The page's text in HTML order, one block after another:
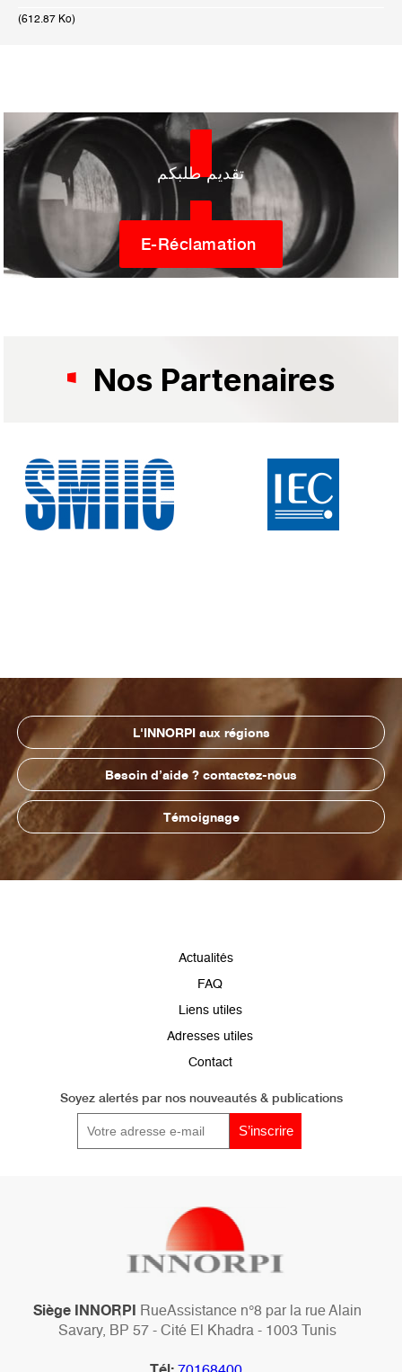
(612.87 Ko)
تقديم طلبكم
E-Réclamation
Nos Partenaires
L'INNORPI aux régions
Besoin d’aide ? contactez-nous
Témoignage
Actualités
FAQ
Liens utiles
Adresses utiles
Contact
Soyez alertés par nos nouveautés & publications
Siège INNORPI RueAssistance n°8 par la rue Alain
Savary, BP 57 - Cité El Khadra - 1003 Tunis